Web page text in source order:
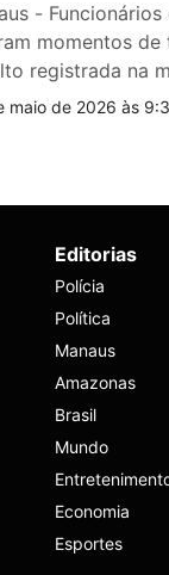
-
momentos
registrada na
maio de 2026 às
Editorias
Polícia
Política
Manaus
Amazonas
Brasil
Mundo
Economia
Esportes